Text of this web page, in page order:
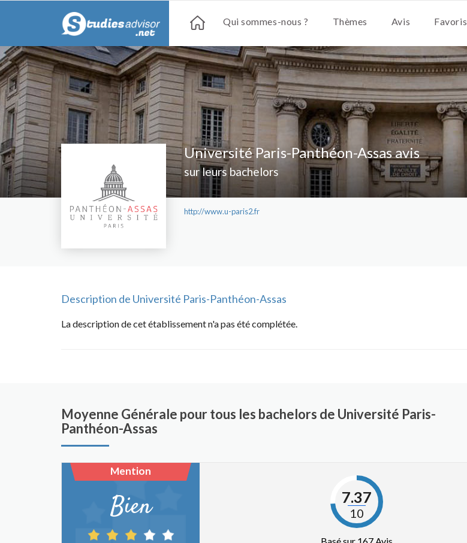
Qui sommes-nous ? Thèmes Avis Favoris
Université Paris-Panthéon-Assas avis
sur leurs bachelors
http://www.u-paris2.fr
Description de Université Paris-Panthéon-Assas
La description de cet établissement n'a pas été complétée.
Moyenne Générale pour tous les bachelors de Université Paris-
Panthéon-Assas
Mention
Bien 7.37
10
Basé sur 167 Avis